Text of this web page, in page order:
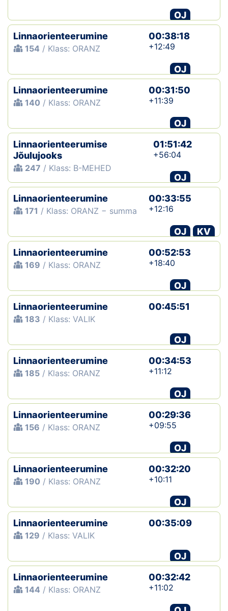
OJ
Linnaorienteerumine
154 / Klass: ORANZ
00:38:18
+12:49
OJ
Linnaorienteerumine
140 / Klass: ORANZ
00:31:50
+11:39
OJ
Linnaorienteerumise
Jõulujooks
247 / Klass: B-MEHED
01:51:42
+56:04
OJ
Linnaorienteerumine
171 / Klass: ORANZ − summa
00:33:55
+12:16
OJ
KV
Linnaorienteerumine
169 / Klass: ORANZ
00:52:53
+18:40
OJ
Linnaorienteerumine
183 / Klass: VALIK
00:45:51
OJ
Linnaorienteerumine
185 / Klass: ORANZ
00:34:53
+11:12
OJ
Linnaorienteerumine
156 / Klass: ORANZ
00:29:36
+09:55
OJ
Linnaorienteerumine
190 / Klass: ORANZ
00:32:20
+10:11
OJ
Linnaorienteerumine
129 / Klass: VALIK
00:35:09
OJ
Linnaorienteerumine
144 / Klass: ORANZ
00:32:42
+11:02